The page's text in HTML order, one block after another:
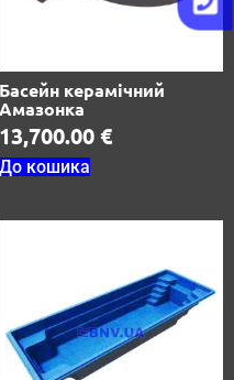
Басейн керамічний
Амазонка
13,700.00 €
До кошика